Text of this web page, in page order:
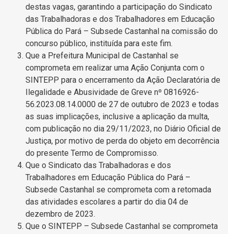
destas vagas, garantindo a participação do Sindicato
das Trabalhadoras e dos Trabalhadores em Educação
Pública do Pará – Subsede Castanhal na comissão do
concurso público, instituída para este fim.
Que a Prefeitura Municipal de Castanhal se
comprometa em realizar uma Ação Conjunta com o
SINTEPP para o encerramento da Ação Declaratória de
Ilegalidade e Abusividade de Greve nº 0816926-
56.2023.08.14.0000 de 27 de outubro de 2023 e todas
as suas implicações, inclusive a aplicação da multa,
com publicação no dia 29/11/2023, no Diário Oficial de
Justiça, por motivo de perda do objeto em decorrência
do presente Termo de Compromisso.
Que o Sindicato das Trabalhadoras e dos
Trabalhadores em Educação Pública do Pará –
Subsede Castanhal se comprometa com a retomada
das atividades escolares a partir do dia 04 de
dezembro de 2023.
Que o SINTEPP – Subsede Castanhal se comprometa